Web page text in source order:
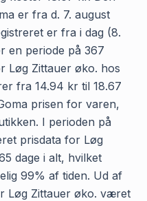
er fra d. 7. august
er fra i dag (8.
en periode på 367
Løg Zittauer øko. hos
fra 14.94 kr til 18.67
prisen for varen,
I perioden på
prisdata for Løg
dage i alt, hvilket
99% af tiden. Ud af
Løg Zittauer øko. været